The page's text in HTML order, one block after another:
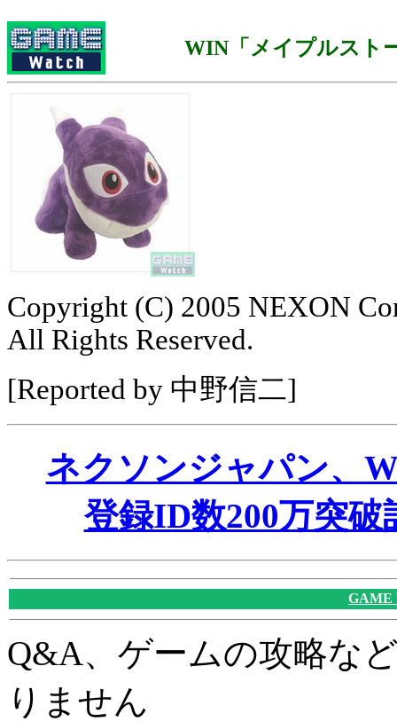
WIN「メイプルスト
Copyright (C) 2005 NEXON
All Rights Reserved.
[Reported by 中野信二]
ネクソンジャパン、
登録ID数200万突
GAME
Q&A、ゲームの攻略な
りません